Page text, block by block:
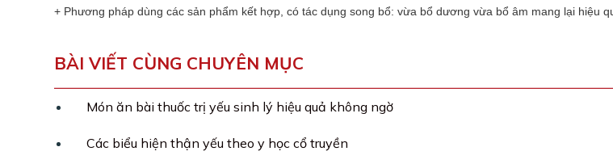
+ Phương pháp dùng các sản phẩm kết hợp, có tác dụng song bổ: vừa bổ dương vừa bổ âm mang lại hiệu
BÀI VIẾT CÙNG CHUYÊN MỤC
Món ăn bài thuốc trị yếu sinh lý hiệu quả không ngờ
Các biểu hiện thận yếu theo y học cổ truyền